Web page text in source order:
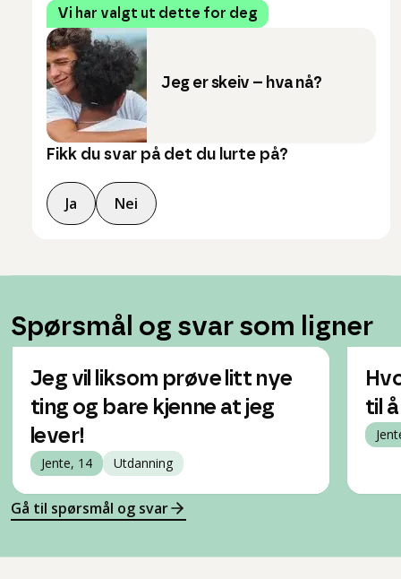
Vi har valgt ut dette for deg
Jeg er skeiv – hva nå?
Fikk du svar på det du lurte på?
Ja Nei
Spørsmål og svar som ligner
Jeg vil liksom prøve litt nye
ting og bare kjenne at jeg
lever!
Jente, 14 Utdanning
til
Gå til spørsmål og svar